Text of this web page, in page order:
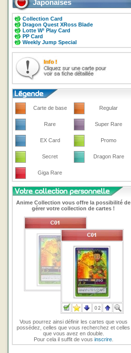
Japonaises
Collection Card
Dragon Quest XRoss Blade
Lotte W² Play Card
PP Card
Weekly Jump Special
Carte de base Regular
Rare Super Rare
EX Card Promo
Secret Dragon Rare
Giga Rare
Anime Collection vous offre la possibilité de
gérer votre collection de cartes !
Vous pourrez ainsi définir les cartes que vous
possédez, celles que vous recherchez et celles
que vous avez en double.
Pour cela il suffit de vous inscrire.